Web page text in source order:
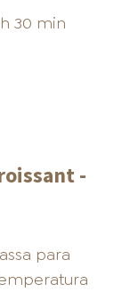
2 h 30 min
-
para